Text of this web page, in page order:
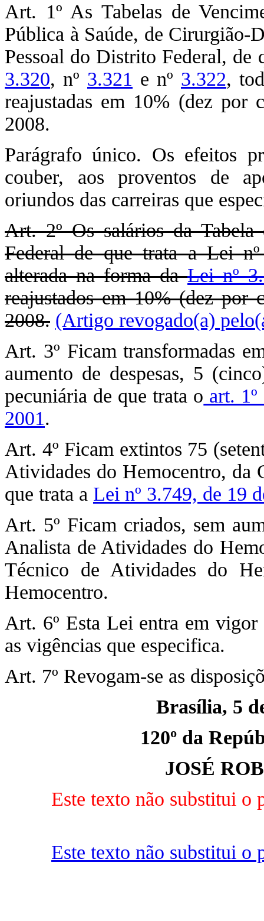
Art. 1º As Tabelas de
Pública à Saúde, de Cirurgião-
Pessoal do Distrito Federal, de
3.320, nº 3.321 e nº 3.322,
reajustadas em 10% (dez por
2008.
Parágrafo único. Os efeitos
couber, aos proventos de
oriundos das carreiras que
Art. 2º Os salários da
Federal de que trata a Lei
alterada na forma daLei nº
reajustados em 10% (dez por
2008. (Artigo revogado(a)
Art. 3º Ficam transformadas
aumento de despesas, 5
pecuniária de que trata o art.
2001.
Art. 4º Ficam extintos 75
Atividades do Hemocentro, da
que trata a Lei nº 3.749, de 19
Art. 5º Ficam criados, sem
Analista de Atividades do
Técnico de Atividades do
Hemocentro.
Art. 6º Esta Lei entra em vigor
as vigências que especifica.
Art. 7º Revogam-se as
Brasília, 5
120º da
JOSÉ
Este texto não substitui o
Este texto não substitui o